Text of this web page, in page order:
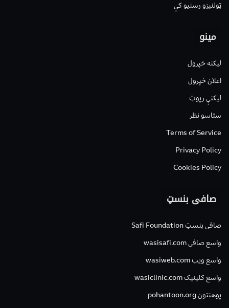
ټولنیزو رسنیو کې
مینو
لیکنه خپرول
اعلان خپرول
لیکنې رپوټ
ستاسو نظر
Terms of Service
Privacy Policy
Cookies Policy
صافی بنسټ
صافی بنسټ Safi Foundation
واسع صافی wasisafi.com
واسع ویب wasiweb.com
واسع کلینیک wasiclinic.com
پوهنتون pohantoon.org